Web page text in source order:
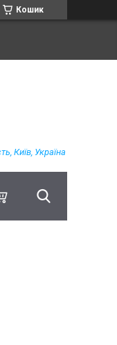
Кошик
Київ, Україна